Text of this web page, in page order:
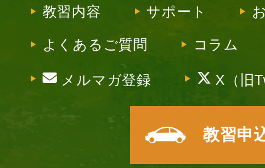
教習内容 サポート
よくあるご質問 コラム
メルマガ登録 X（旧
教習申